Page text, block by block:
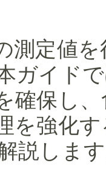
測定値を
ガイド
確保し
を強化
します